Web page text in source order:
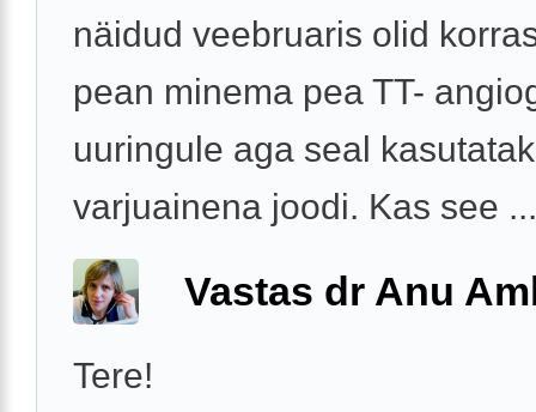
näidud veebruaris olid
pean minema pea TT-
uuringule aga seal
varjuainena joodi. Kas see ...
Vastas dr Anu
Tere!